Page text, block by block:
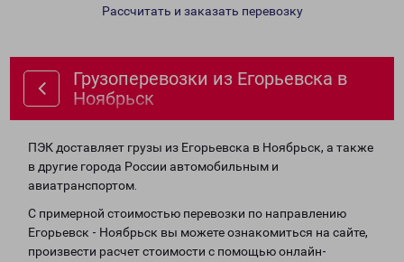
Рассчитать и заказать перевозку
Грузоперевозки из Егорьевска в
Ноябрьск
ПЭК доставляет грузы из Егорьевска в Ноябрьск, а также
в другие города России автомобильным и
авиатранспортом.
С примерной стоимостью перевозки по направлению
Егорьевск - Ноябрьск вы можете ознакомиться на сайте,
произвести расчет стоимости с помощью онлайн-